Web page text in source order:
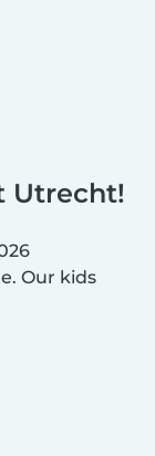
Utrecht!
Our kids